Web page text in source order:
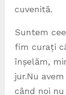
cuvenită.
Suntem
fim curați
înșelăm,
jur.Nu
când noi